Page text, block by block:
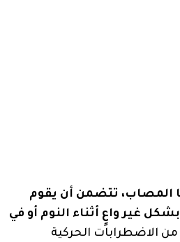
المصاب، تتضمن أن يقوم
غير واعٍ أثناء النوم أو في
من الاضطرابات الحركية